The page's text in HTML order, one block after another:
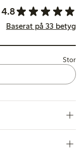
4.8
Baserat på 33 betyg
Stor